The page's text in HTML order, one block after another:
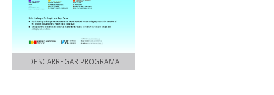
Grande.
DESCARREGAR PROGRAMA